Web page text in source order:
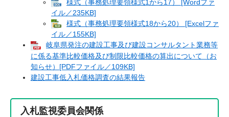
様式（事務処理要領様式1から17） [Wordファ
イル／235KB]
様式（事務処理要領様式18から20） [Excelファ
イル／155KB]
岐阜県発注の建設工事及び建設コンサルタント業務等
に係る基準比較価格及び制限比較価格の算出について（お
知らせ）[PDFファイル／109KB]
建設工事低入札価格調査の結果報告
入札監視委員会関係